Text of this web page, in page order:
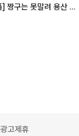
[새상품] 짱구는 못말려 용산 팝업 미니어처 피규어 키링 2탄 4종
광고제휴